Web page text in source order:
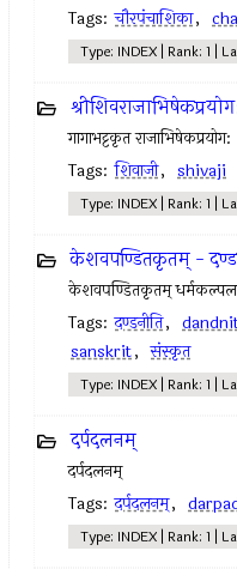
Tags: चौरपंचाशिका,
Type: INDEX | Rank: 1 |
गागाभट्टकृत राजाभिषेकप्रयोग:
Tags: शिवाजी, shivaji
Type: INDEX | Rank: 1 |
केशवपण्डितकृतम् -
केशवपण्डितकृतम्
Tags: दण्डनीति,
sanskrit, संस्कृत
Type: INDEX | Rank: 1 |
दर्पदलनम्
दर्पदलनम्
Tags: दर्पदलनम्,
Type: INDEX | Rank: 1 |